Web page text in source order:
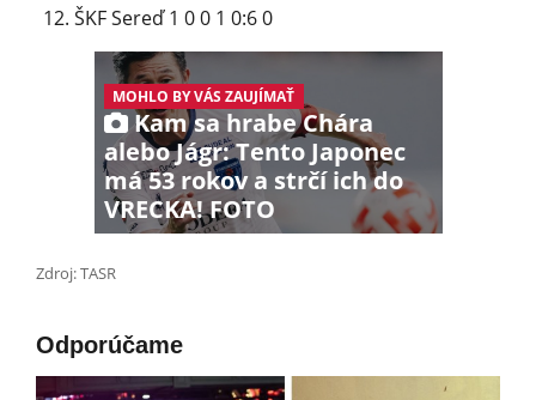
ŠKF Sereď 1 0 0 1 0:6 0
MOHLO BY VÁS ZAUJÍMAŤ
Kam sa hrabe Chára
alebo Jágr: Tento Japonec
má 53 rokov a strčí ich do
VRECKA! FOTO
Zdroj: TASR
Odporúčame